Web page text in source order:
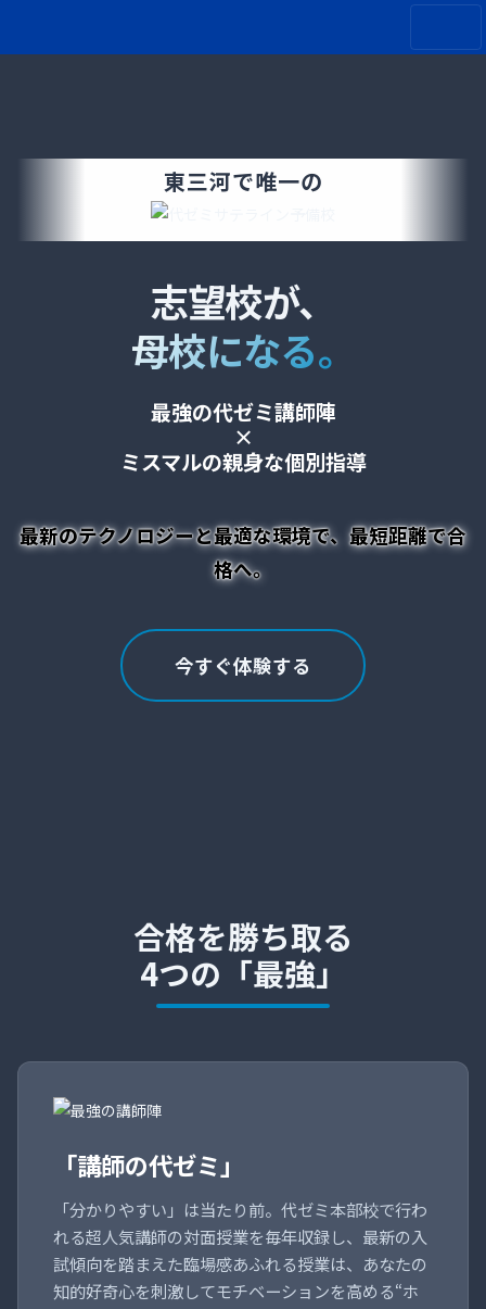
東三河で唯一の
志望校が、
母校になる。
最強の代ゼミ講師陣
×
ミスマルの親身な個別指導
最新のテクノロジーと最適な環境で、最短距離で合
格へ。
今すぐ体験する
合格を勝ち取る
4つの「最強」
「講師の代ゼミ」
「分かりやすい」は当たり前。代ゼミ本部校で行わ
れる超人気講師の対面授業を毎年収録し、最新の入
試傾向を踏まえた臨場感あふれる授業は、あなたの
知的好奇心を刺激してモチベーションを高める“ホ